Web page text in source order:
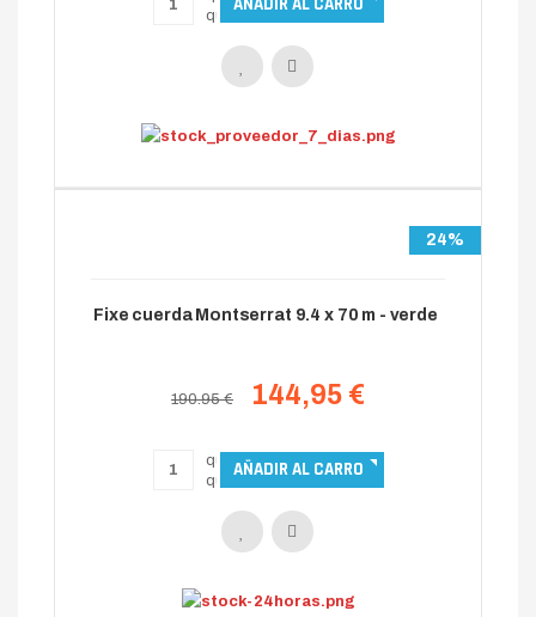
24%
Fixe cuerda Montserrat 9.4 x 70 m - verde
190.95 € 144,95 €